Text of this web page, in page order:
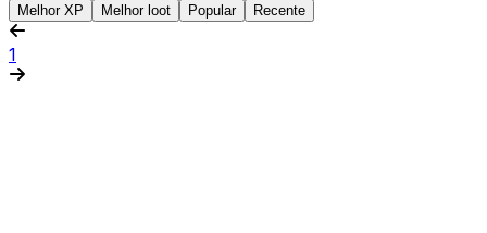
Melhor XP Melhor loot Popular Recente
1